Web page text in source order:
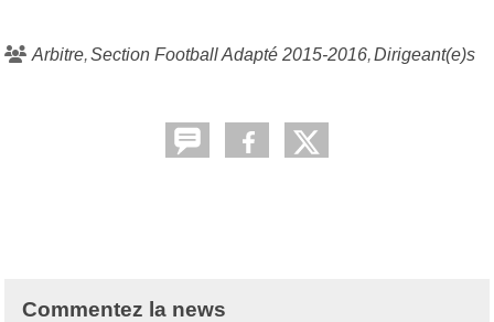
Arbitre Section Football Adapté 2015-2016 Dirigeant(e)s
Commentez la news